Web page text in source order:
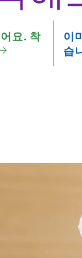
요. 착
이
습